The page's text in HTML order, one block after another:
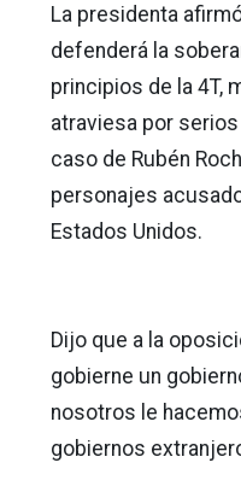
La presidenta
defenderá la
principios de la 4T,
atraviesa por
caso de Rubén
personajes
Estados Unidos.
Dijo que a la
gobierne un
nosotros le
gobiernos